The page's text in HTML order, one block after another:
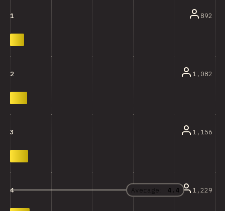
Average: 4.4
1 892
2 1,082
3 1,156
4 1,229